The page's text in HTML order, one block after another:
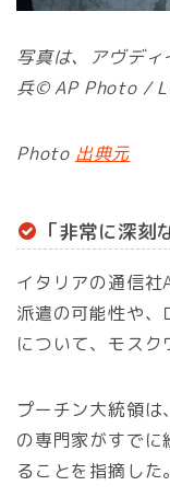
写真は、アヴデ
兵© AP Photo /
Photo 出典元
「非常に深刻
イタリアの通信社
派遣の可能性や、
について、モスク
プーチン大統領は
の専門家がすで
ることを指摘した。